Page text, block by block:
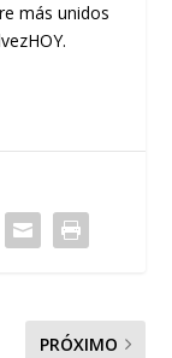
más unidos
PRÓXIMO